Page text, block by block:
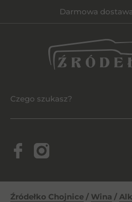
Darmowa
Źródełko Chojnice / Wina /